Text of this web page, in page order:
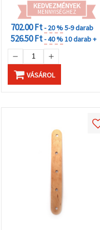
KEDVEZMÉNYEK
MENNYISÉGHEZ
702.00 Ft- 20 %5-9 darab
526.50 Ft- 40 %10 darab +
VÁSÁROL